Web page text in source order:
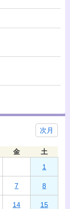
次月
金
土
1
7 8
14 15